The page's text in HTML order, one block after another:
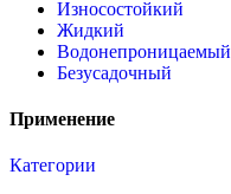
Износостойкий
Жидкий
Водонепроницаемый
Безусадочный
Применение
Категории